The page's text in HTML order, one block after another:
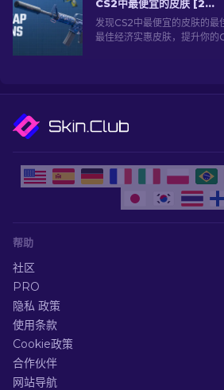
CS2中最便宜的皮肤 [2026]
发现CS2中最便宜的皮肤的最
最佳经济实惠皮肤，提升你的
帮助
社区
PRO
隐私 政策
使用条款
Cookie政策
合作伙伴
网站导航